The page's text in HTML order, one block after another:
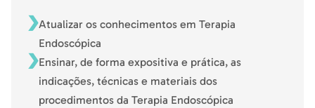
Atualizar os conhecimentos em Terapia
Endoscópica
Ensinar, de forma expositiva e prática, as
indicações, técnicas e materiais dos
procedimentos da Terapia Endoscópica